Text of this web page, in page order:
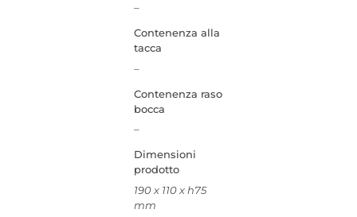
–
Contenenza alla
tacca
–
Contenenza raso
bocca
–
Dimensioni
prodotto
190 x 110 x h75
mm